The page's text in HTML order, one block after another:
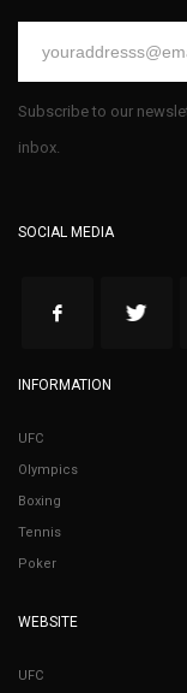
Subscribe to our
inbox.
SOCIAL MEDIA
INFORMATION
UFC
Olympics
Boxing
Tennis
Poker
WEBSITE
UFC